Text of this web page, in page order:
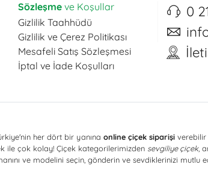
Sözleşme ve Koşullar
Gizlilik Taahhüdü
Gizlilik ve Çerez Politikası
Mesafeli Satış Sözleşmesi
İptal ve İade Koşulları
0
her dört bir yanına online çiçek siparişiverebilir
ile çok kolay! Çiçek kategorilerimizden sevgiliye çiçek,
ve modelini seçin, gönderin ve sevdiklerinizi mutlu